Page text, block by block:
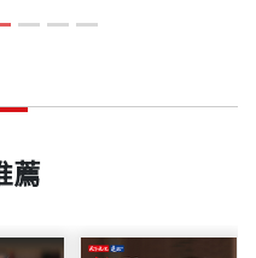
什麼樣的人，以及如何
賓，我的回憶錄《奇
踞《紐約時報》暢銷排
的今日，在亞馬遜網路
榜上，仍然名列第一，
也同喜。寒涼的月份，
腦之美及大腦所具備的
惜與大自然的深厚關
情誼。
薦